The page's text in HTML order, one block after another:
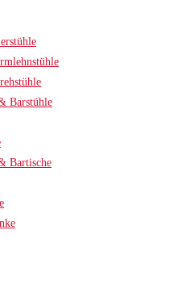
Barstühle
Bartische